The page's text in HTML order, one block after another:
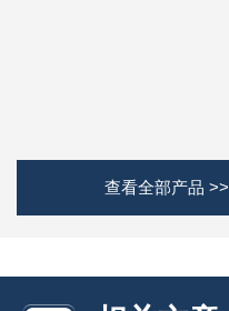
查看全部产品 >>